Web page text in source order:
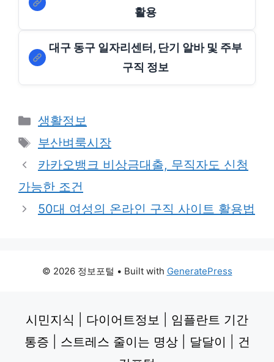
활용
대구 동구 일자리센터, 단기 알바 및 주부
구직 정보
Categories
생활정보
Tags
부산벼룩시장
카카오뱅크 비상금대출, 무직자도 신청
가능한 조건
50대 여성의 온라인 구직 사이트 활용법
© 2026 정보포털 • Built with GeneratePress
시민지식 다이어트정보
임플란트 기간
통증
스트레스 줄이는 명상| 달달이
건